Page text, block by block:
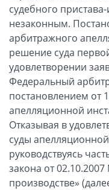
судебного
незаконным.
арбитражного
решение суда
удовлетворении
Федеральный
постановлением от
апелляционной
Отказывая в
суды
руководствуясь
закона от
производстве»